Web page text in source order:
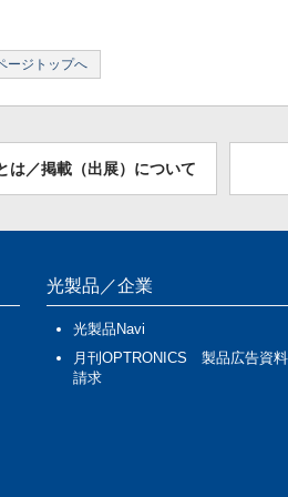
ージトップへ
は／掲載（出展）について